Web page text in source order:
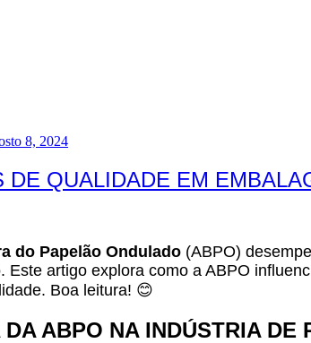
8, 2024
DE QUALIDADE EM
do Papelão Ondulado (ABPO)
Este artigo explora como a ABPO
Boa leitura! 😊
ABPO NA INDÚSTRIA DE